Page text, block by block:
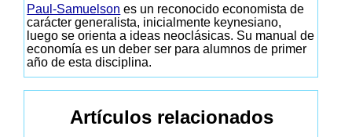
Paul-Samuelson es un reconocido economista de
carácter generalista, inicialmente keynesiano,
luego se orienta a ideas neoclásicas. Su manual de
economía es un deber ser para alumnos de primer
año de esta disciplina.
Artículos relacionados